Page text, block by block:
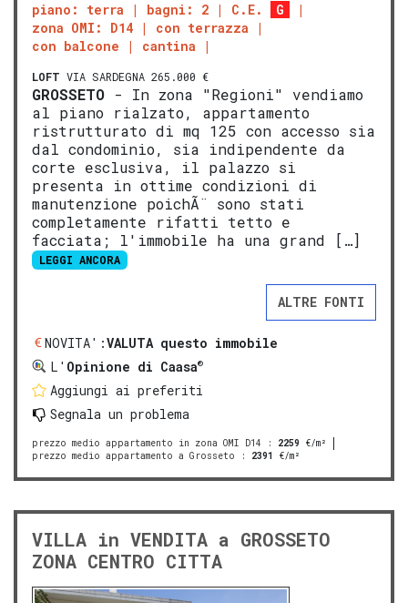
piano: terra bagni: 2 C.E.
G
zona OMI: D14
con terrazza
con balcone
cantina
LOFT VIA SARDEGNA 265.000 €
GROSSETO - In zona "Regioni" vendiamo
al piano rialzato, appartamento
ristrutturato di mq 125 con accesso sia
dal condominio, sia indipendente da
corte esclusiva, il palazzo si
presenta in ottime condizioni di
manutenzione poichÃ¨ sono stati
completamente rifatti tetto e
facciata; l'immobile ha una grand […]
LEGGI ANCORA
ALTRE FONTI
NOVITA':VALUTA questo immobile
L' Opinione di Caasa®
Aggiungi ai preferiti
Segnala un problema
prezzo medio appartamento in zona OMI D14 : 2259 €/m²
prezzo medio appartamento a Grosseto : 2391 €/m²
VILLA in VENDITA a GROSSETO
ZONA CENTRO CITTA